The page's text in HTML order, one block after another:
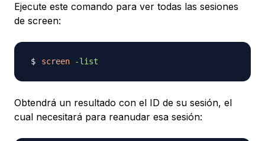
Ejecute este comando para ver todas las sesiones
de screen:
screen -list
Obtendrá un resultado con el ID de su sesión, el
cual necesitará para reanudar esa sesión: